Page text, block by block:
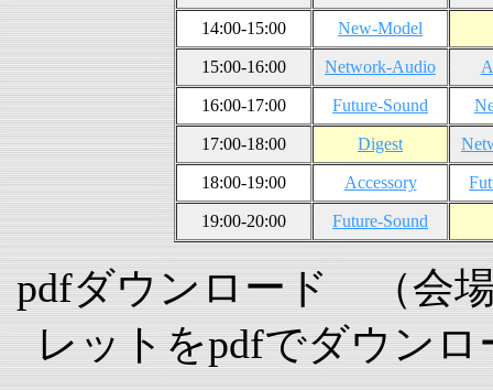
14:00-15:00 New-Model
15:00-16:00 Network-Audio
16:00-17:00 Future-Sound
17:00-18:00 Digest
18:00-19:00 Accessory
19:00-20:00 Future-Sound
pdfダウンロード （会
レットをpdfでダウン